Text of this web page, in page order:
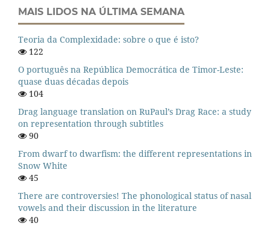
MAIS LIDOS NA ÚLTIMA SEMANA
Teoria da Complexidade: sobre o que é isto?
122
O português na República Democrática de Timor-Leste:
quase duas décadas depois
104
Drag language translation on RuPaul’s Drag Race: a study
on representation through subtitles
90
From dwarf to dwarfism: the different representations in
Snow White
45
There are controversies! The phonological status of nasal
vowels and their discussion in the literature
40